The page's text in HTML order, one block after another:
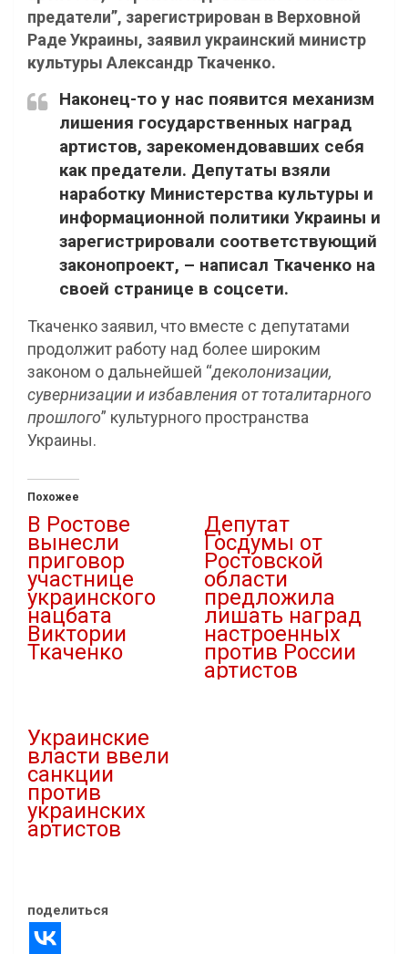
предатели”, зарегистрирован в Верховной
Раде Украины, заявил украинский министр
культуры Александр Ткаченко.
Наконец-то у нас появится механизм
лишения государственных наград
артистов, зарекомендовавших себя
как предатели. Депутаты взяли
наработку Министерства культуры и
информационной политики Украины и
зарегистрировали соответствующий
законопроект, – написал Ткаченко на
своей странице в соцсети.
Ткаченко заявил, что вместе с депутатами
продолжит работу над более широким
законом о дальнейшей “деколонизации,
сувернизации и избавления от тоталитарного
прошлого” культурного пространства
Украины.
Похожее
В Ростове
вынесли
приговор
участнице
украинского
нацбата
Виктории
Ткаченко
Депутат
Госдумы от
Ростовской
области
предложила
лишать наград
настроенных
против России
артистов
Украинские
власти ввели
санкции
против
украинских
артистов
поделиться